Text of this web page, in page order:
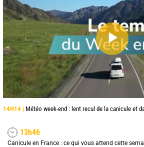
14H14 | Météo week-end : lent recul de la canicule et
13h46
Canicule en France : ce qui vous attend cette